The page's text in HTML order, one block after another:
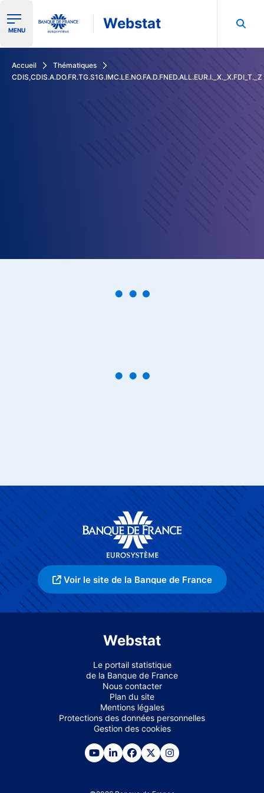
Ouvrir le menu de navigation
MENU Webstat
Accueil
Thématiques
CDIS,CDIS.A.DO.FR.TG.S1G.IMC.LE.NO.FA.D.FNED.ALL.EUR.I._X._X.FDI_T._Z
Voir le site de la Banque de France
Webstat
Le portail statistique
de la Banque de France
Nous contacter
Plan du site
Mentions légales
Protections des données personnelles
Gestion des cookies